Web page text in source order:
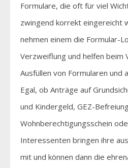
Formulare, die oft für viel
zwingend korrekt eingereicht
nehmen einem die Formular-
Verzweiflung und helfen beim
Ausfüllen von Formularen und
Egal, ob Anträge auf
und Kindergeld, GEZ-
Wohnberechtigungsschein
Interessenten bringen ihre
mit und können dann die